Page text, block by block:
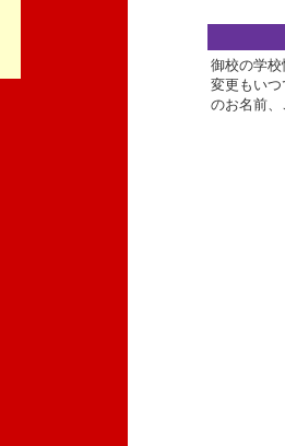
御校の学
変更もい
のお名前